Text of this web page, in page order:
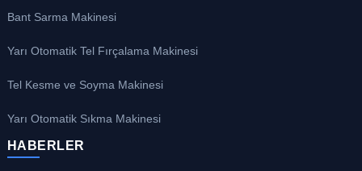
Bant Sarma Makinesi
Yarı Otomatik Tel Fırçalama Makinesi
Tel Kesme ve Soyma Makinesi
Yarı Otomatik Sıkma Makinesi
HABERLER